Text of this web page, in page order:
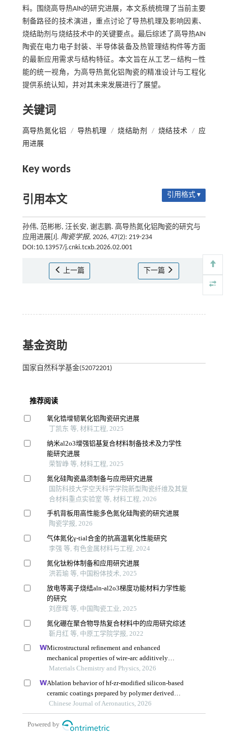
料。围绕高导热AlN的研究进展，本文系统梳理了当前主要
制备路径的技术演进，重点讨论了导热机理及影响因素、
烧结助剂与烧结技术中的关键要点。最后综述了高导热AlN
陶瓷在电力电子封装、半导体装备及热管理结构件等方面
的最新应用需求与结构特征。本文旨在从工艺—结构—性
能的统一视角，为高导热氮化铝陶瓷的精准设计与工程化
提供系统认知，并对其未来发展进行了展望。
关键词
高导热氮化铝 / 导热机理 / 烧结助剂 / 烧结技术 / 应
用进展
Key words
引用本文 引用格式 ▾
孙伟, 范彬彬, 汪长安, 谢志鹏. 高导热氮化铝陶瓷的研究与
应用进展[J]. 陶瓷学报, 2026, 47(2): 219-234
DOI:10.13957/j.cnki.tcxb.2026.02.001
上一篇 下一篇
基金资助
国家自然科学基金(52072201)